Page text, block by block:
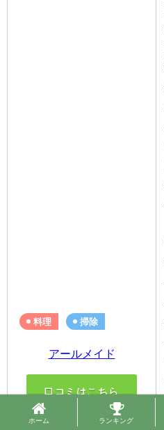
料理 掃除
アールメイド
口コミはこちら